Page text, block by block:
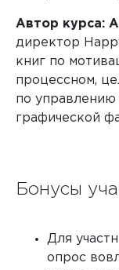
Автор курса:
директор
книг по
процессном,
по управлению
графической
Бонусы
Для
опрос